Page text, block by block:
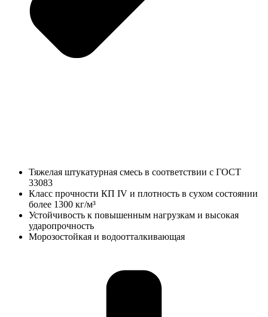
Тяжелая штукатурная смесь в соответствии с ГОСТ
33083
Класс прочности КП IV и плотность в сухом состоянии
более 1300 кг/м³
Устойчивость к повышенным нагрузкам и высокая
ударопрочность
Морозостойкая и водоотталкивающая